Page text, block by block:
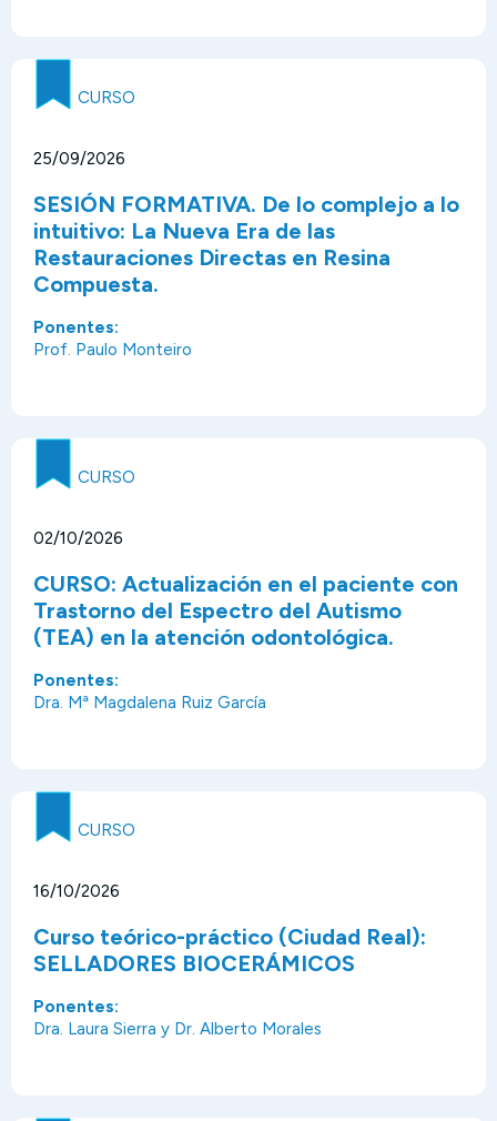
CURSO
25/09/2026
SESIÓN FORMATIVA. De lo complejo a lo
intuitivo: La Nueva Era de las
Restauraciones Directas en Resina
Compuesta.
Ponentes:
Prof. Paulo Monteiro
CURSO
02/10/2026
CURSO: Actualización en el paciente con
Trastorno del Espectro del Autismo
(TEA) en la atención odontológica.
Ponentes:
Dra. Mª Magdalena Ruiz García
CURSO
16/10/2026
Curso teórico-práctico (Ciudad Real):
SELLADORES BIOCERÁMICOS
Ponentes:
Dra. Laura Sierra y Dr. Alberto Morales